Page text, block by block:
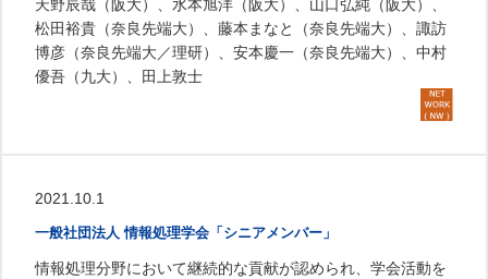
天野辰哉（阪大）、水本旭洋（阪大）、山口弘純（阪大）、
松田裕貴（奈良先端大）、藤本まなと（奈良先端大）、諏訪
博彦（奈良先端大／理研）、安本慶一（奈良先端大）、中村
優吾（九大）、田上敦士
2021.10.1
一般社団法人 情報処理学会「シニアメンバー」
情報処理分野において継続的な貢献が認められ、学会活動を